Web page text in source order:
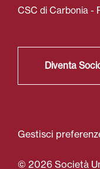
CSC di Carbonia -
Diventa
Gestisci
© 2026 Società